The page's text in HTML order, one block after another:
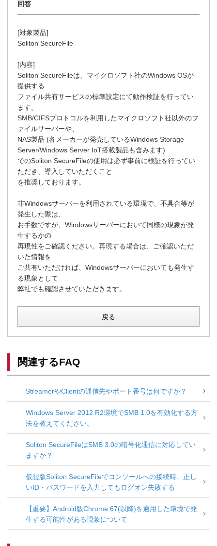
[対象製品]
Soliton SecureFile
[内容]
Soliton SecureFileは、マイクロソフト社のWindows OSが
提供する
ファイル共有サービスの標準設定にて動作検証を行ってい
ます。
SMB/CIFSプロトコルを利用したマイクロソフト社以外のフ
ァイルサーバーや、
NAS製品 (各メーカーが発売しているWindows Storage
Server/Windows Server IoT搭載製品も含みます)
でのSoliton SecureFileの使用は必ず事前に検証を行ってい
ただき、導入していただくこと
を推奨しております。
非Windowsサーバーを利用されている環境で、不具合等が
発生した際は、
お手数ですが、Windowsサーバーにおいて同様の現象が発
生するかの
再現性をご確認ください。再現する場合は、ご確認いただ
いた情報を
ご共有いただければ、Windowsサーバーにおいても発生す
る現象として
弊社でも確認させていただきます。
戻る
関連するFAQ
StreamerやClientの通信先やポート番号は何ですか？
Windows Server 2012 R2環境でSMB 1.0を有効化する方
法を教えてください。
Soliton SecureFileはSMB 3.0の暗号化通信に対応してい
ますか？
仮想版Soliton SecureFileでコンソールへの接続時、正し
いID・パスワードを入力してもログオン失敗する
【重要】Android版Chrome 67(以降)を適用した環境で発
生する可能性がある現象について